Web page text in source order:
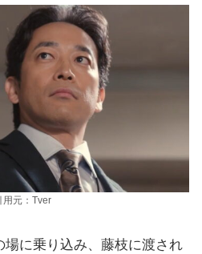
用元：Tver
に乗り込み、藤枝に渡され